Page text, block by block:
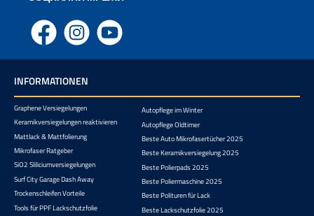
Facebook Instagram YouTube
INFORMATIONEN
Graphene Versiegelungen
Keramikversiegelungen reaktivieren
Mattlack & Mattfolierung
Mikrofaser Ratgeber
SiO2 Sliliciumversiegelungen
Surf City Garage Dash Away
Trockenschleifen Vorteile
Tools für PPF Lackschutzfolie
Autopflege im Winter
Autopflege Oldtimer
Beste Auto Mikrofasertücher 2025
Beste Keramikversiegelung 2025
Beste Polierpads 2025
Beste Poliermaschine 2025
Beste Polituren für Lack
Beste Lackschutzfolie 2025